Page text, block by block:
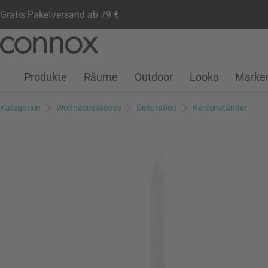
Gratis Paketversand ab 79 €
Seiteninhalt
Suchfeld
Kundenkonto
Wunschliste
Warenkorb
Produkte Räume Outdoor Looks
Kategorien Wohnaccessoires Dekoration Kerzenständer